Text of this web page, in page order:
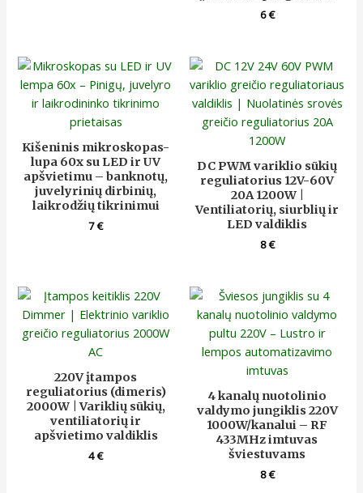
6€
Kišeninis mikroskopas-
lupa 60x su LED ir UV
apšvietimu – banknotų,
juvelyrinių dirbinių,
laikrodžių tikrinimui
7€
DC PWM variklio sūkių
reguliatorius 12V-60V
20A 1200W |
Ventiliatorių, siurblių ir
LED valdiklis
8€
220V įtampos
reguliatorius (dimeris)
2000W | Variklių sūkių,
ventiliatorių ir
apšvietimo valdiklis
4€
4 kanalų nuotolinio
valdymo jungiklis 220V
1000W/kanalui – RF
433MHz imtuvas
šviestuvams
8€